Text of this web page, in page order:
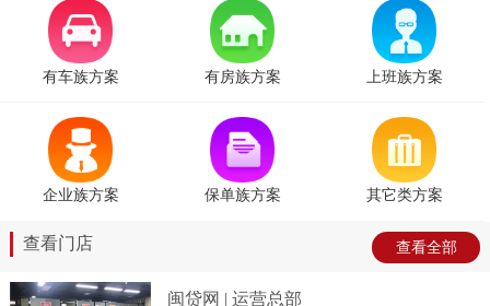
有车族方案 有房族方案 上班族方案
企业族方案 保单族方案 其它类方案
查看门店 查看全部
闽贷网 | 运营总部